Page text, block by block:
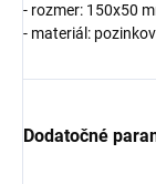
- rozmer: 150x50
- materiál:
Dodatočné